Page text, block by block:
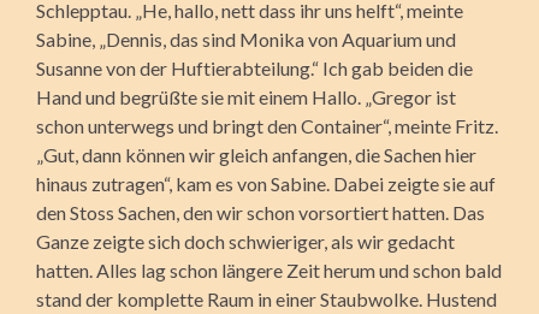
Schlepptau. „He, hallo, nett dass ihr uns helft“, meinte
Sabine, „Dennis, das sind Monika von Aquarium und
Susanne von der Huftierabteilung.“ Ich gab beiden die
Hand und begrüßte sie mit einem Hallo. „Gregor ist
schon unterwegs und bringt den Container“, meinte Fritz.
„Gut, dann können wir gleich anfangen, die Sachen hier
hinaus zutragen“, kam es von Sabine. Dabei zeigte sie auf
den Stoss Sachen, den wir schon vorsortiert hatten. Das
Ganze zeigte sich doch schwieriger, als wir gedacht
hatten. Alles lag schon längere Zeit herum und schon bald
stand der komplette Raum in einer Staubwolke. Hustend